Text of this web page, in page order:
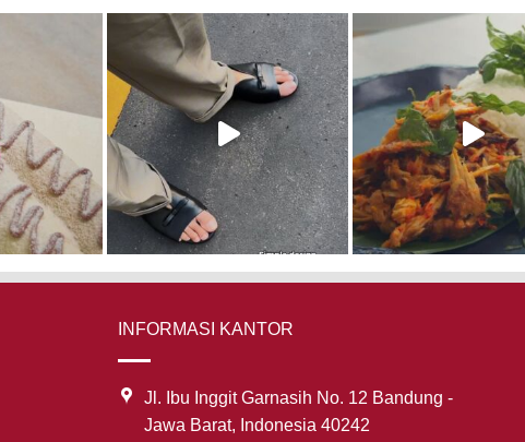
INFORMASI KANTOR
Jl. Ibu Inggit Garnasih No. 12 Bandung -
Jawa Barat, Indonesia 40242